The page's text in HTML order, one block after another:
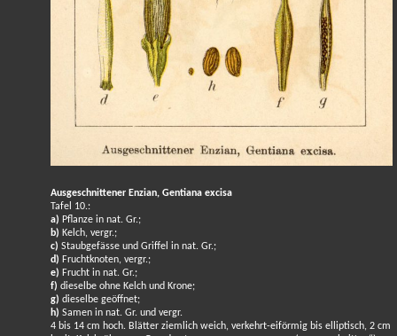
Ausgeschnittener Enzian, Gentiana excisa
Tafel 10.:
a) Pflanze in nat. Gr.;
b) Kelch, vergr.;
c) Staubgefässe und Griffel in nat. Gr.;
d) Fruchtknoten, vergr.;
e) Frucht in nat. Gr.;
f) dieselbe ohne Kelch und Krone;
g) dieselbe geöffnet;
h) Samen in nat. Gr. und vergr.
4 bis 14 cm hoch. Blätter ziemlich weich, verkehrt-eiförmig bis elliptisch, 2 cm